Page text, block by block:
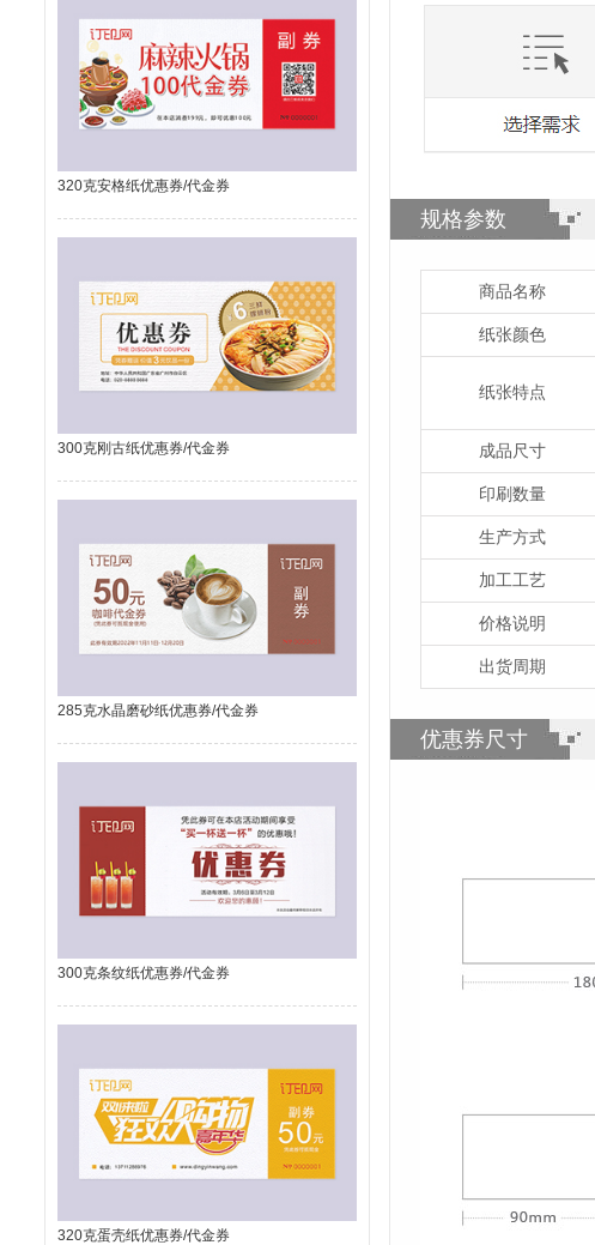
320克安格纸优惠券/代金券
300克刚古纸优惠券/代金券
285克水晶磨砂纸优惠券/代金券
300克条纹纸优惠券/代金券
320克蛋壳纸优惠券/代金券
规格参数
商品名称
纸张颜色
纸张特点
成品尺寸
印刷数量
生产方式
加工工艺
价格说明
出货周期
优惠券尺寸